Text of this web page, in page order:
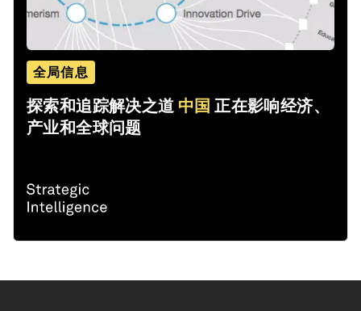
全局信息
探索和追踪解决之道 中国 正在影响经济、
产业和全球问题